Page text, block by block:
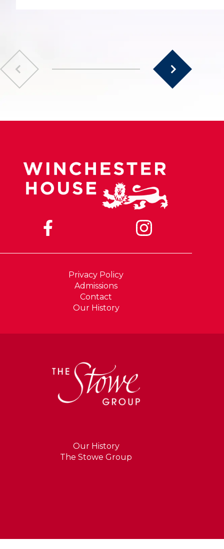
Privacy Policy
Admissions
Contact
Our History
Our History
The Stowe Group